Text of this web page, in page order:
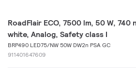
RoadFlair ECO, 7500 lm, 50 W, 740
white, Analog, Safety class I
BRP490 LED75/NW 50W DW2n PSA GC
911401647609